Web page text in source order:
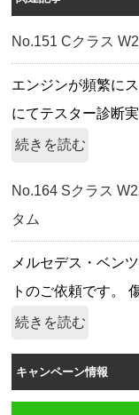
No.151 Cクラス
エンジンが頻繁に
にてテスター診断
続きを読む
No.164 Sクラス
タム
メルセデス・ベン
トのご依頼です。
続きを読む
キャンペーン情報